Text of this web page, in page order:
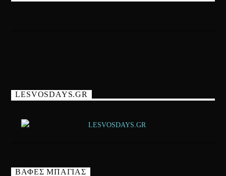
LESVOSDAYS.GR
ΒΑΦΕΣ ΜΠΑΓΙΑΣ